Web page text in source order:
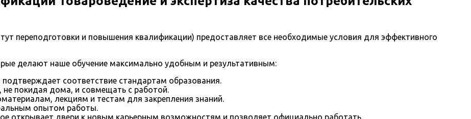
переподготовки и повышения квалификации) предоставляет все необходимые условия для эффективного
делают наше обучение максимально удобным и результативным:
соответствие стандартам образования.
покидая дома, и совмещать с работой.
лекциям и тестам для закрепления знаний.
опытом работы.
открывает двери к новым карьерным возможностям и позволяет официально работать.